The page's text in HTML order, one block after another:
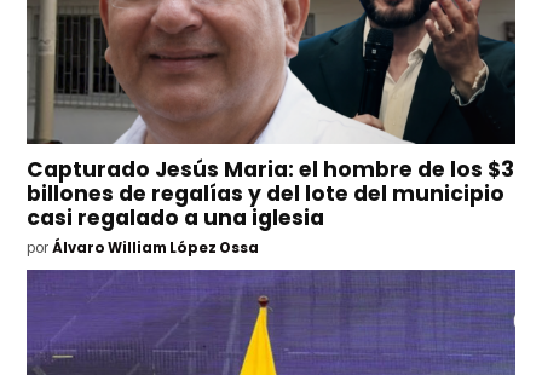
Capturado Jesús Maria: el hombre de los $3
billones de regalías y del lote del municipio
casi regalado a una iglesia
por Álvaro William López Ossa